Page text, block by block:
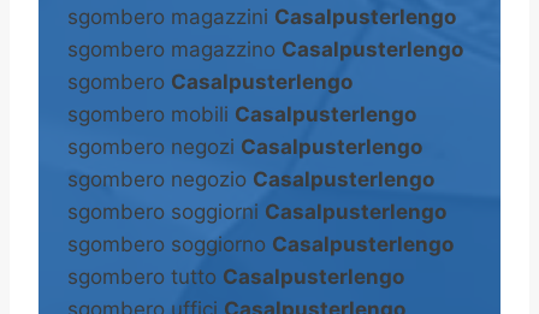
sgombero magazzini Casalpusterlengo
sgombero magazzino Casalpusterlengo
sgombero Casalpusterlengo
sgombero mobili Casalpusterlengo
sgombero negozi Casalpusterlengo
sgombero negozio Casalpusterlengo
sgombero soggiorni Casalpusterlengo
sgombero soggiorno Casalpusterlengo
sgombero tutto Casalpusterlengo
sgombero uffici Casalpusterlengo